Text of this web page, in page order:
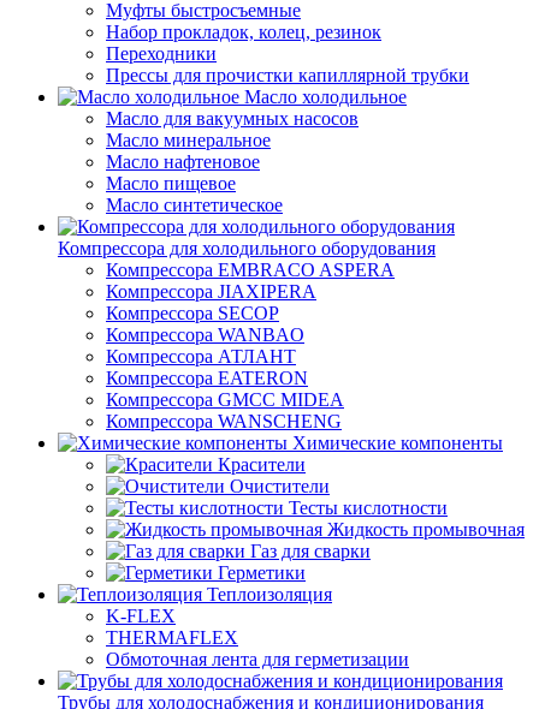
Муфты быстросъемные
Набор прокладок, колец, резинок
Переходники
Прессы для прочистки капиллярной трубки
Масло холодильное
Масло для вакуумных насосов
Масло минеральное
Масло нафтеновое
Масло пищевое
Масло синтетическое
Компрессора для холодильного оборудования
Компрессора EMBRACO ASPERA
Компрессора JIAXIPERA
Компрессора SECOP
Компрессора WANBAO
Компрессора АТЛАНТ
Компрессора EATERON
Компрессора GMCC MIDEA
Компрессора WANSCHENG
Химические компоненты
Красители
Очистители
Тесты кислотности
Жидкость промывочная
Газ для сварки
Герметики
Теплоизоляция
K-FLEX
THERMAFLEX
Обмоточная лента для герметизации
Трубы для холодоснабжения и кондиционирования